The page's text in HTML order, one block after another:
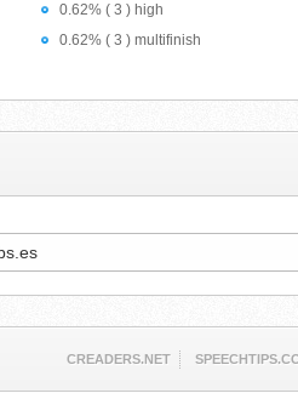
0.62% ( 3 ) high
0.62% ( 3 ) multifinish
CREADERS.NET